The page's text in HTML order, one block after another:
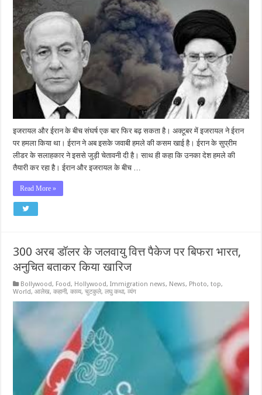
इजरायल और ईरान के बीच संघर्ष एक बार फिर बढ़ सकता है। अक्टूबर में इजरायल ने ईरान
पर हमला किया था। ईरान ने अब इसके जवाबी हमले की कसम खाई है। ईरान के सुप्रीम
लीडर के सलाहकार ने इससे जुड़ी चेतावनी दी है। साथ ही कहा कि उनका देश हमले की
तैयारी कर रहा है। ईरान और इजरायल के बीच …
Read More »
300 अरब डॉलर के जलवायु वित्त पैकेज पर बिफरा भारत,
अनुचित बताकर किया खारिज
Bollywood, Food, Hollywood,Immigration news, News, Photo,top,
World,आलेख,कहानी,काव्य,चुटकुले,लघु कथा,व्यंग